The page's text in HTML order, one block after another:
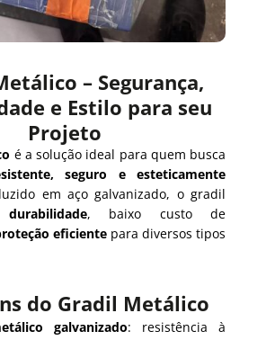
– Segurança,
e Estilo para seu
Projeto
é a solução ideal para quem busca
seguro e esteticamente
em aço galvanizado, o gradil
, baixo custo de
eficiente para diversos tipos
do Gradil Metálico
galvanizado: resistência à